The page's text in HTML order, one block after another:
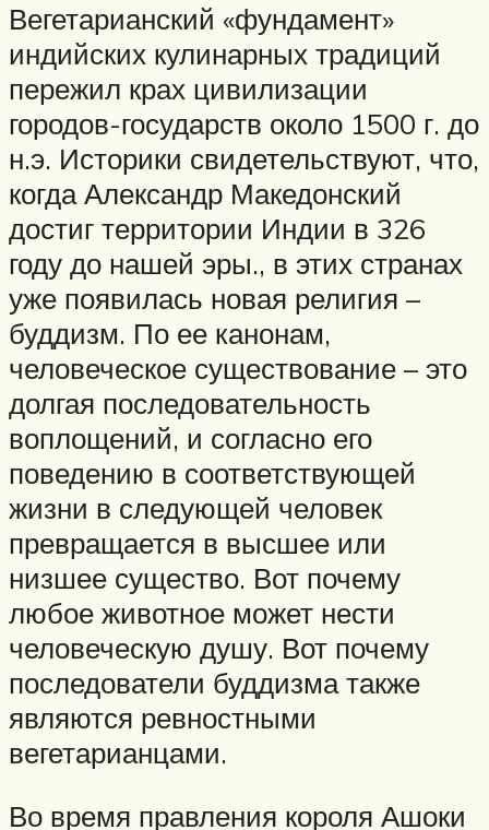
Вегетарианский «фундамент»
индийских кулинарных традиций
пережил крах цивилизации
городов-государств около 1500 г. до
н.э. Историки свидетельствуют, что,
когда Александр Македонский
достиг территории Индии в 326
году до нашей эры., в этих странах
уже появилась новая религия –
буддизм. По ее канонам,
человеческое существование – это
долгая последовательность
воплощений, и согласно его
поведению в соответствующей
жизни в следующей человек
превращается в высшее или
низшее существо. Вот почему
любое животное может нести
человеческую душу. Вот почему
последователи буддизма также
являются ревностными
вегетарианцами.
Во время правления короля Ашоки